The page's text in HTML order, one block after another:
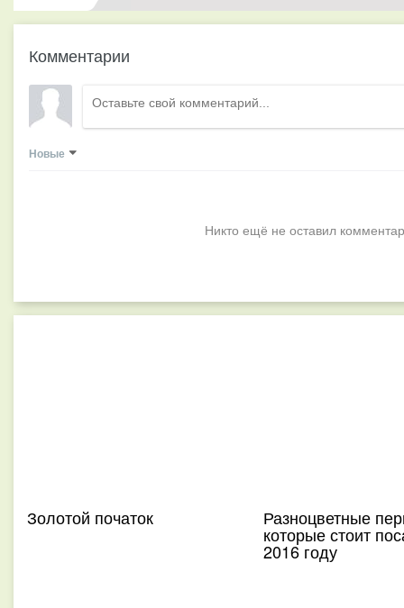
Комментарии
Новые
Никто ещё не оставил
Золотой початок Разноцветные
которые стоит
2016 году